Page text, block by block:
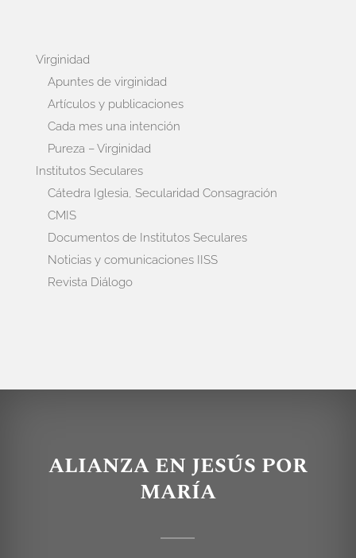
Virginidad
Apuntes de virginidad
Artículos y publicaciones
Cada mes una intención
Pureza – Virginidad
Institutos Seculares
Cátedra Iglesia, Secularidad Consagración
CMIS
Documentos de Institutos Seculares
Noticias y comunicaciones IISS
Revista Diálogo
ALIANZA EN JESÚS POR
MARÍA